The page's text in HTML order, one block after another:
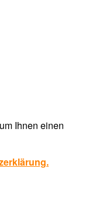
Ihnen einen